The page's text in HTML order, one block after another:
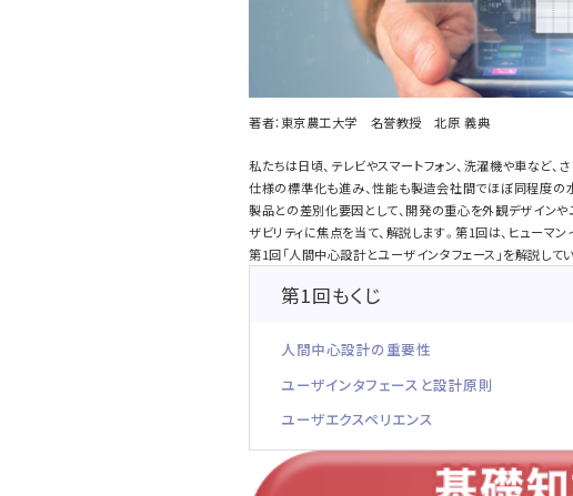
著者：東京農工大学 名誉教授 北原 義典
私たちは日頃、テレビやスマートフォン、洗濯機や車など
仕様の標準化も進み、性能も製造会社間でほぼ同程度の
製品との差別化要因として、開発の重心を外観デザインや
ザビリティに焦点を当て、解説します。第1回は、ヒューマ
第1回「人間中心設計とユーザインタフェース」を解説してい
第1回もくじ
人間中心設計の重要性
ユーザインタフェースと設計原則
ユーザエクスペリエンス